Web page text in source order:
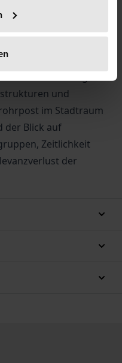
Studie, anhand
Ansätze
und
im Stadtraum
der Blick auf
Zeitlichkeit
der